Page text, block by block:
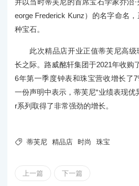
eorge Frederick Kunz）的名字命名
种宝石。
此次精品店开业正值蒂芙尼高
长之际。路威酩轩集团于2021年收购
6年第一季度钟表和珠宝营收增长了
一份声明中表示，蒂芙尼“业绩表现优
r系列取得了非常强劲的增长。
 蒂芙尼 精品店 时尚 珠宝
上一篇 下一篇